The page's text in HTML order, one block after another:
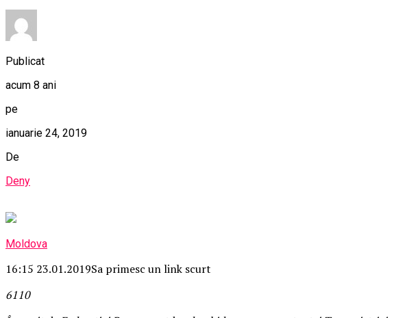
Publicat
acum 8 ani
pe
ianuarie 24, 2019
De
Deny
Moldova
16:15 23.01.2019Sa primesc un link scurt
6110